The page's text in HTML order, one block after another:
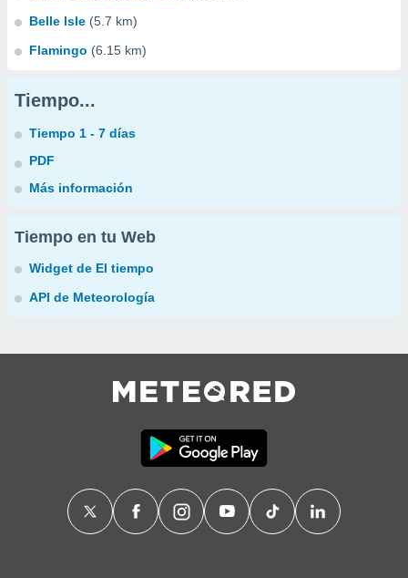
Belle Isle (5.7 km)
Flamingo (6.15 km)
Tiempo...
Tiempo 1 - 7 días
PDF
Más información
Tiempo en tu Web
Widget de El tiempo
API de Meteorología